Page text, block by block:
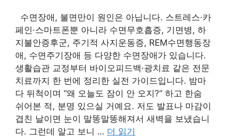
수면장애, 불면만이 원인은 아닙니다. 스트레스·카
페인·스마트폰뿐 아니라 수면무호흡증, 기면병, 하
지불안증후군, 주기적 사지운동증, REM수면행동장
애, 수면주기장애 등 다양한 수면장애가 있습니다.
생활습관 교정부터 바이오피드백·광치료 같은 전문
치료까지 한 번에 정리한 실전 가이드입니다. 밤마
다 뒤척이며 “왜 오늘도 잠이 안 오지?” 하고 한숨
쉬어본 적, 분명 있으실 거예요. 저도 발표나 마감이
겹친 날이면 눈이 말똥말똥해져서 새벽을 보냈습니
다. 그런데 알고 보니 … 더 읽기